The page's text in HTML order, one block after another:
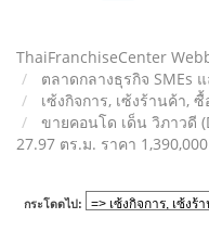
ThaiFranchiseCenter
ตลาดกลางธุรกิจ SMEs
เซ้งกิจการ, เซ้งร้านค้า,
ขายคอนโด เด็น วิภาวดี
27.97 ตร.ม. ราคา
กระโดดไป: